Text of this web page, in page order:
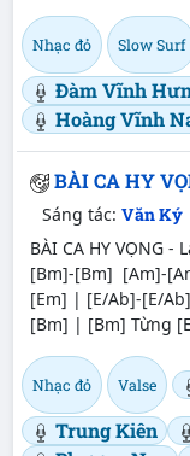
Nhạc đỏ Slow Surf
Đàm Vĩnh
Hoàng Vĩnh
BÀI CA HY
Sáng tác: Văn Ký
BÀI CA HY VỌNG -
[Bm]-[Bm] [Am]-
[Em] | [E/Ab]-[E/
[Bm] | [Bm] Từng
Nhạc đỏ Valse
Trung Kiên